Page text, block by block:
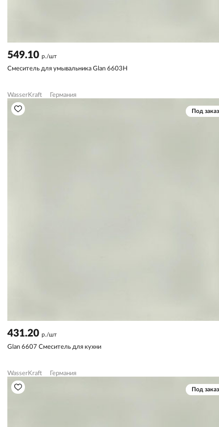
549.10 р./шт
Смеситель для умывальника Glan 6603H
WasserKraft Германия
Под заказ
431.20 р./шт
Glan 6607 Смеситель для кухни
WasserKraft Германия
Под заказ